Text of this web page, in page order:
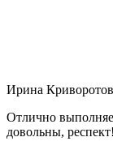
Ирина
Отлично
довольны,